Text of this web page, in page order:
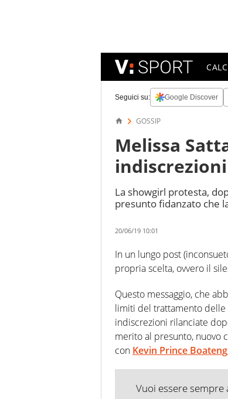
Seguici su: Google Discover
GOSSIP
Melissa
La showgirl protesta,
presunto fidanzato che
20/06/19 10:01
In un lungo post
propria scelta, ovvero il
Questo messaggio, che
limiti del trattamento delle
indiscrezioni rilanciate
merito al presunto, nuovo
con Kevin Prince Boateng
Vuoi essere